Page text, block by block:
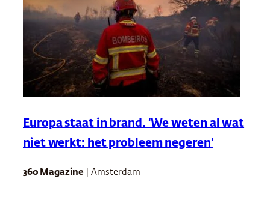
Europa staat in brand. ‘We weten al wat
niet werkt: het probleem negeren’
360 Magazine | Amsterdam